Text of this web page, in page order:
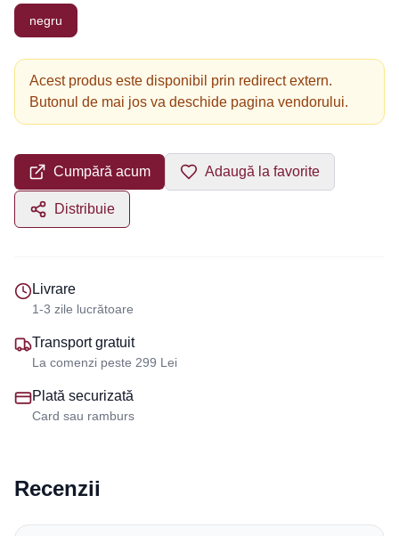
negru
Acest produs este disponibil prin redirect extern.
Butonul de mai jos va deschide pagina vendorului.
Cumpără acum Adaugă la favorite
Distribuie
Livrare
1-3 zile lucrătoare
Transport gratuit
La comenzi peste 299 Lei
Plată securizată
Card sau ramburs
Recenzii